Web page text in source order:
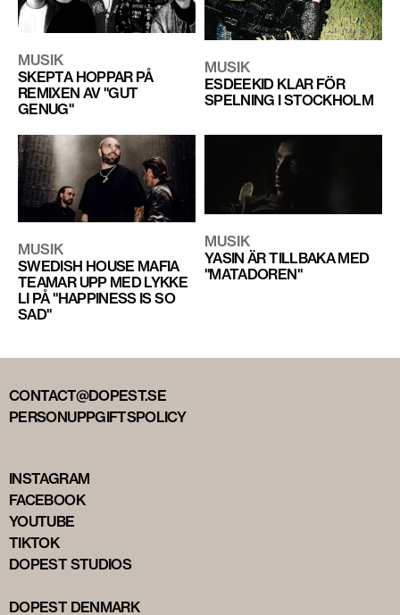
MUSIK
SKEPTA HOPPAR PÅ
REMIXEN AV "GUT
GENUG"
MUSIK
ESDEEKID KLAR FÖR
SPELNING I STOCKHOLM
MUSIK
SWEDISH HOUSE MAFIA
TEAMAR UPP MED LYKKE
LI PÅ "HAPPINESS IS SO
SAD"
MUSIK
YASIN ÄR TILLBAKA MED
"MATADOREN"
CONTACT@DOPEST.SE
PERSONUPPGIFTSPOLICY
INSTAGRAM
FACEBOOK
YOUTUBE
TIKTOK
DOPEST STUDIOS
DOPEST DENMARK